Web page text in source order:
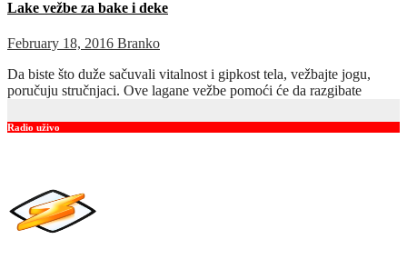
Lake vežbe za bake i deke
February 18, 2016 Branko
Da biste što duže sačuvali vitalnost i gipkost tela, vežbajte jogu,
poručuju stručnjaci. Ove lagane vežbe pomoći će da razgibate
Radio uživo